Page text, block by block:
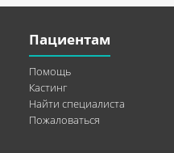
Пациентам
Помощь
Кастинг
Найти специалиста
Пожаловаться